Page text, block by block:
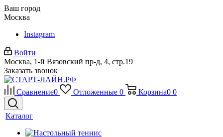
Ваш город
Москва
Instagram
Войти
Москва, 1-й Вязовский пр-д, 4, стр.19
Заказать звонок
Сравнение0 Отложенные 0 Корзина0 0
Каталог